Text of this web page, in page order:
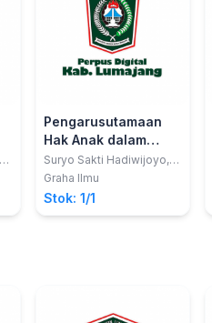
Pengarusutamaan
Hak Anak dalam
Anggaran Publik
Suryo Sakti Hadiwijoyo,
S.Si., M.H.
Graha Ilmu
Stok: 1/1